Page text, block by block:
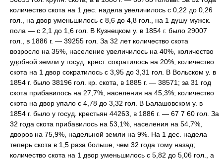
количество скота на 1 дес. надела увеличилось с 0,22 до 0,26
гол., на двор уменьшилось с 8,6 до 4,8 гол., на 1 душу мужск.
пола — с 2,1 до 1,6 гол. В Кузнецком у. в 1854 г. было 29007
гол., в 1886 г. — 39255 гол. За 32 лет количество скота
возросло на 35%, население увеличилось на 40%, количество
удобной земли у госуд. крест. сократилось на 20%, количество
скота на 1 двор сократилось с 3,95 до 3,31 гол. В Вольском у. в
1854 г. было 38196 гол. кр. скота, в 1885 г. — 38571; за 31 год
скота прибавилось на 27,7%, населения на 45,3%; количество
скота на двор упало с 4,78 до 3,32 гол. В Балашовском у. в
1854 г. было у госуд. крестьян 44263, в 1886 г. — 67 7 60 гол. За
32 года скота прибавилось на 53,1%, населения на 54,7%,
дворов на 75,9%, надельной земли на 9%. На 1 дес. надела
теперь скота в 1,5 раза больше, чем 32 года тому назад;
количество скота на 1 двор уменьшилось с 5,82 до 5,06 гол., а